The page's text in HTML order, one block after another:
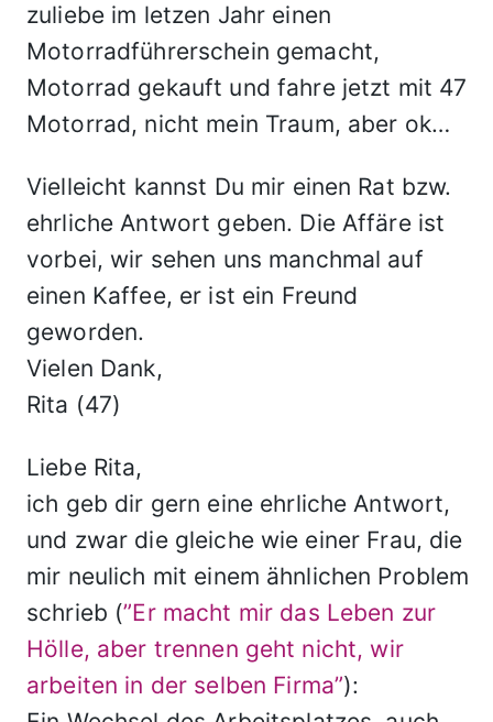
zuliebe im letzen Jahr einen
Motorradführerschein gemacht,
Motorrad gekauft und fahre jetzt mit 47
Motorrad, nicht mein Traum, aber ok…
Vielleicht kannst Du mir einen Rat bzw.
ehrliche Antwort geben. Die Affäre ist
vorbei, wir sehen uns manchmal auf
einen Kaffee, er ist ein Freund
geworden.
Vielen Dank,
Rita (47)
Liebe Rita,
ich geb dir gern eine ehrliche Antwort,
und zwar die gleiche wie einer Frau, die
mir neulich mit einem ähnlichen Problem
schrieb (”Er macht mir das Leben zur
Hölle, aber trennen geht nicht, wir
arbeiten in der selben Firma”):